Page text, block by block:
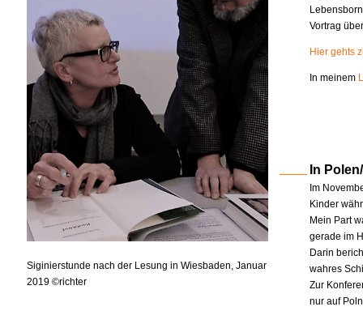
Siginierstunde nach der Lesung in Wiesbaden, Januar
2019 ©richter
Vortrag
Hier gehts
In meinem
In
Im
Kinder
Mein Part
gerade im
Darin
wahres
Zur
nur auf